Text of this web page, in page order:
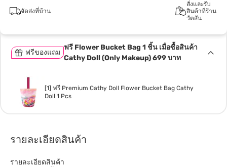
จัดส่งที่บ้าน
สั่งและรับ
สินค้าที่ร้าน
วัตสัน
ฟรีของแถม
ฟรี Flower Bucket Bag 1 ชิ้น เมื่อซื้อสินค้า
Cathy Doll (Only Makeup) 699 บาท
[1] ฟรี Premium Cathy Doll Flower Bucket Bag Cathy
Doll 1 Pcs
รายละเอียดสินค้า
รายละเอียดสินค้า